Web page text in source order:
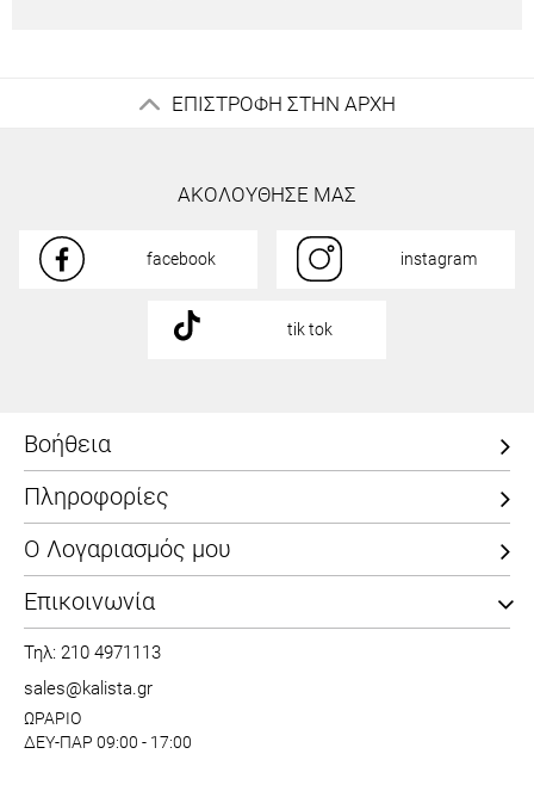
ΕΠΙΣΤΡΟΦΗ ΣΤΗΝ ΑΡΧΗ
ΑΚΟΛΟΥΘΗΣΕ ΜΑΣ
facebook instagram
tik tok
Βοήθεια
Πληροφορίες
Ο Λογαριασμός μου
Επικοινωνία
Τηλ: 210 4971113
sales@kalista.gr
ΩΡΑΡΙΟ
ΔΕΥ-ΠΑΡ 09:00 - 17:00